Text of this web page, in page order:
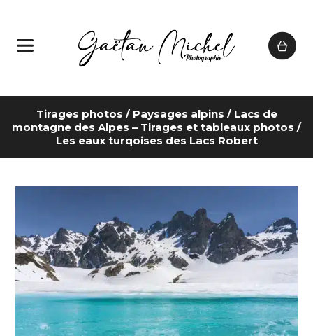
Tirages photos / Paysages alpins / Lacs de
montagne des Alpes – Tirages et tableaux photos /
Les eaux turqoises des Lacs Robert